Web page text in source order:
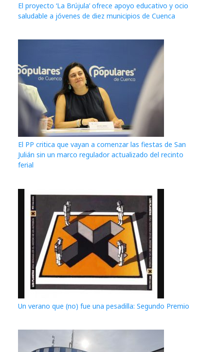
El proyecto ‘La Brújula’ ofrece apoyo educativo y ocio
saludable a jóvenes de diez municipios de Cuenca
El PP critica que vayan a comenzar las fiestas de San
Julián sin un marco regulador actualizado del recinto
ferial
Un verano que (no) fue una pesadilla: Segundo Premio